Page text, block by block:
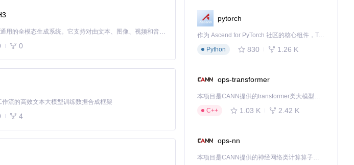
控制确保只有特定子代理可以访问，进一步增强安全
报告格式，确保不同类型的审查结果具有统一结
MiniMax H3 是一个通用的全模态生成系统。它支持对由文本、图像、视频和音频组成的多模态上下文进行统一理解，并能生成分辨率高达 2K、时长可达 15 秒的带原生立体声音频的视频。得益于面向任务泛化的系统设计，H3 在预训练阶段就已具备广泛的多模态上下文理解与生成能力，能够出色地执行复杂的多模态指令。
0
流的高效文本大模型训练数据合成框架
4
pytorch
作为 Ascend for PyTorch 社区的核心组件，TorchNPU 是昇腾专为 PyTorch 打造的深度学习适配插件，使 PyTorch 框架能够直接调用昇腾 NPU，为开发者提供昇腾 AI 处理器的超强算力。
Python
830 1.26 K
ops-transformer
本项目是CANN提供的transformer类大模型算子库，实现网络在NPU上加速计算。
C++
1.03 K 2.42 K
ops-nn
本项目是CANN提供的神经网络类计算算子库，实现网络在NPU上加速计算。